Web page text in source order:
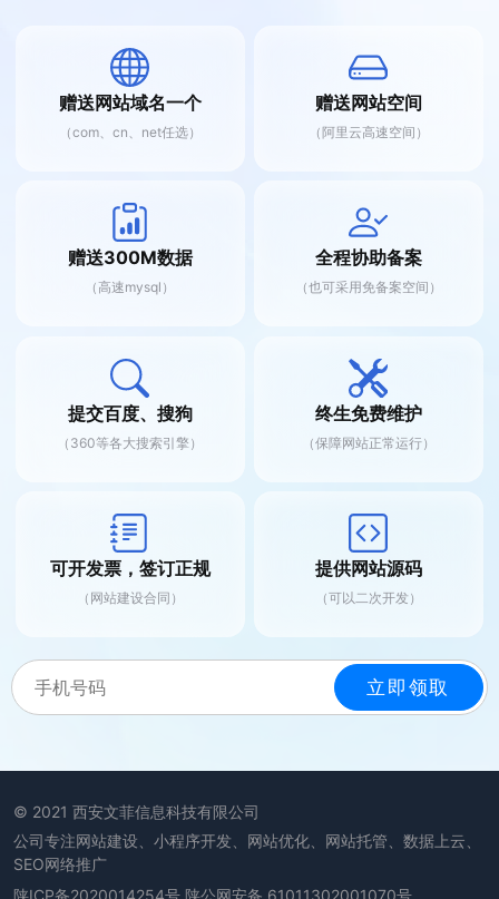
赠送网站域名一个
（com、cn、net任选）
赠送网站空间
（阿里云高速空间）
赠送300M数据
（高速mysql）
全程协助备案
（也可采用免备案空间）
提交百度、搜狗
（360等各大搜索引擎）
终生免费维护
（保障网站正常运行）
可开发票，签订正规
（网站建设合同）
提供网站源码
（可以二次开发）
© 2021 西安文菲信息科技有限公司
公司专注网站建设、小程序开发、网站优化、网站托管、数据上云、
SEO网络推广